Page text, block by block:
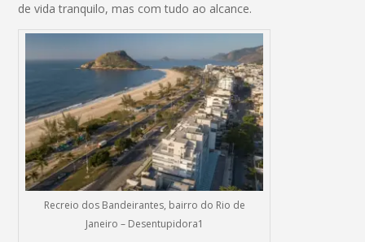
de vida tranquilo, mas com tudo ao alcance.
Recreio dos Bandeirantes, bairro do Rio de
Janeiro – Desentupidora1